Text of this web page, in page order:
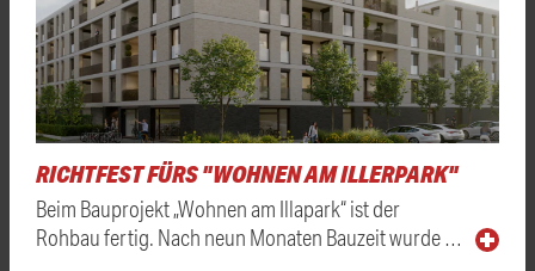
RICHTFEST FÜRS "WOHNEN AM ILLERPARK"
Beim Bauprojekt „Wohnen am Illapark“ ist der
Rohbau fertig. Nach neun Monaten Bauzeit wurde …